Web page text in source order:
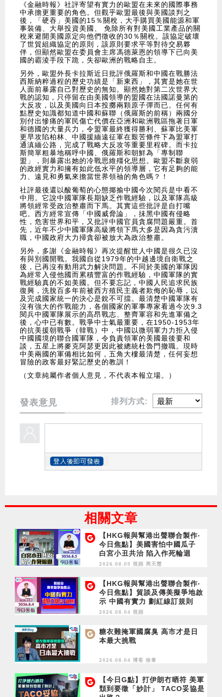
《金融時報》社評寄望有實力的歐盟在未來的國際事務
中承擔更重要的角色。但觀乎歐盟最後與美國談判之
後，「硬吞」美國的15％關稅，大手購買美國能源和軍
事裝備、大舉投資美國、 免除所有對美國工業產品的關
稅來避開美國原定向他們徵收的30％關稅。該協定破壞
了世貿組織協定的原則，該原則要求平等對待交易夥
伴，但顯然歐盟在委員會主席馮德萊恩的領導下已向美
國的霸淩手段下跪，失卻歐洲的戰略自主。
另外，歐盟外長卡拉斯近日批評俄羅斯和中國在戰勝法
西斯納粹過程的歷史功績是「新東西」，其實是她在世
人面前暴露自己對歷史的無知。顯然她對第二次世界大
戰的認知，只停留在由美國領導的盟國在法國諾曼第的
大反攻，以及美國向日本投擲兩顆原子彈而已。任何有
點歷史知識都知道中國和蘇聯（俄羅斯的前稱）兩國分
別付出慘痛的軍民傷亡代價在亞洲和歐洲戰區拖著日軍
和德國的大量兵力，令盟軍最終獲得勝利、蘇軍比美軍
更早攻陷柏林、中國援緬遠征軍在艱苦條件下為盟軍打
通滇緬公路，完成了戰略大反攻等重要里程碑。而卡拉
斯簡單粗暴地稱呼中國、俄羅斯和朝鮮為「專制聯
盟」，則暴露出她的冷戰思維殭化思想。歐盟不斷衰弱
的政經實力和擁有如此低水平的領導層，它有足夠的能
力、遠見和勇氣來擔當世界領䄂的角色嗎？！
社評最後還以酸葡萄的心態揶揄中國今次閱兵是中看不
中用。它說中國軍隊長期缺乏作戰經驗，以及軍隊高級
將領經常受政治整肅而下馬。其實這些批評是自打嘴
吧。西方經常宣傳「中國威脅論」，抺黑中國有侵略
性，危害世界和平，又批評中國官員貪腐問題嚴重。首
先，近年不少中國軍隊高級將領下馬大多是因為貪污瀆
職，中國政府大力掃貪卻被放大為政治整肅。
另外，多謝《金融時報》再次提醒世人中國是很久已沒
有與別國開戰。我國自從1979年的中越邊境自衛戰之
後，已再沒有動用武力解決問題。不同於美國的軍隊因
為經常入侵他國而累積豐富的作戰經驗，中國軍隊的實
戰經驗真的不如美國。但不要忘記，中國人民追求民族
復興，洗脫百多年前被西方殖民主義者欺侮的恥辱，以
及完成國家統一的決心是銳不可擋。最清楚中國軍隊有
沒有強大的作戰能力，各個國家的軍事專家看過今次9.3
閱兵中國軍隊展示的高昂戰志、整齊軍容和先進軍備之
後，心中已有數。戰爭中士氣最重要，在1950-1953年
的抗美援朝戰爭（韓戰）中，中國以微弱軍力力拒入侵
中國國境的聯合國軍隊，令負責領軍的美國最後要和
談，五星上將麥克阿瑟更因此被總統杜魯門撤職。現時
中美兩國的軍備相比如何，五角大樓最清楚，任何妄想
冒險的政客最好緊記歷史的教訓！
（文章純屬作者個人意見，不代表本報立場。）
發表意見 排列方式:
相關文章
【HKG報與幫港出聲聯合製作‧
今日焦點】美國害怕中國瓜子
白宮小丑共治 陷入作死輪迴
2026.08.05 視頻 周天慧
【HKG報與幫港出聲聯合製作‧
今日焦點】貿談及傳美擬爭地啟
示 中國有實力 劃紅線訂規則
2026.08.04 視頻
糖衣難掩軍國腐臭 高市才是日
本最大挑戰
2026.08.04 博客 徐韋
【今日G點】打伊朗冇晒符 美軍
頹到要徵「妙計」 TACO妥協是